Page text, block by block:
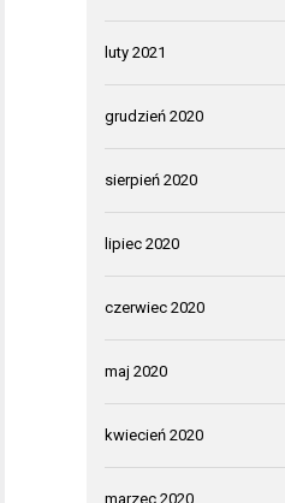
luty 2021
grudzień 2020
sierpień 2020
lipiec 2020
czerwiec 2020
maj 2020
kwiecień 2020
marzec 2020